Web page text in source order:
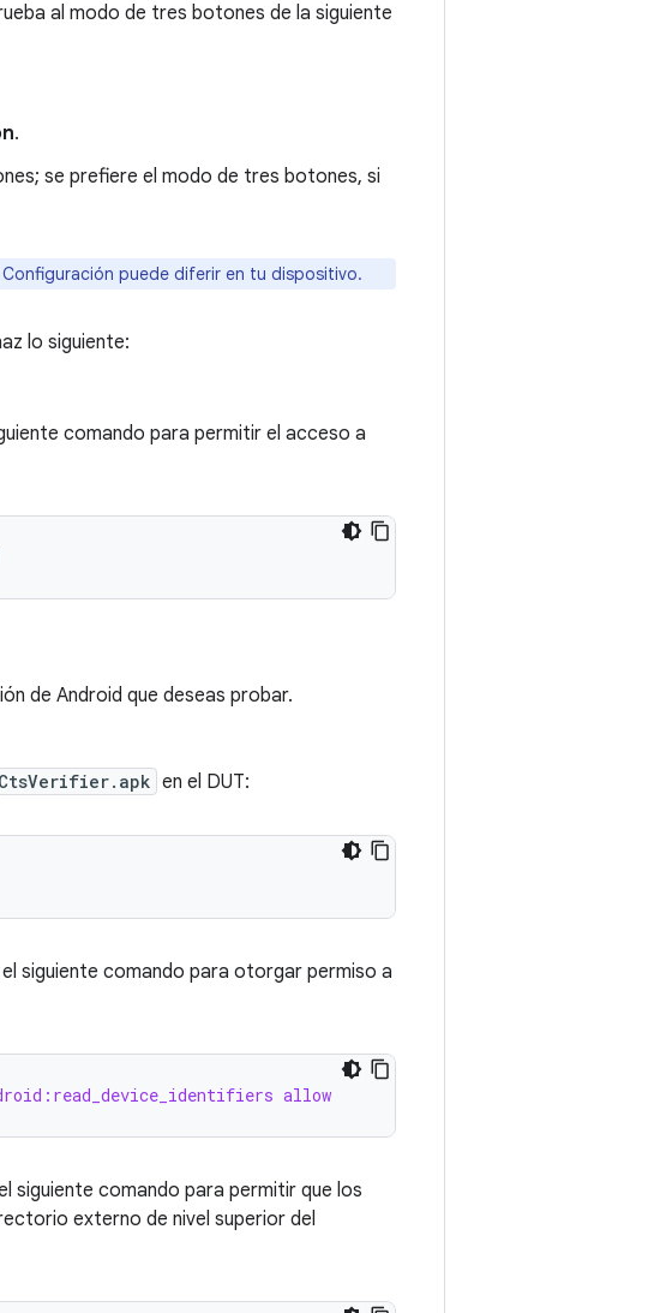
al modo de tres botones de la siguiente
.
se prefiere el modo de tres botones, si
puede diferir en tu dispositivo.
lo siguiente:
comando para permitir el acceso a
de Android que deseas probar.
CtsVerifier.apk en el DUT:
siguiente comando para otorgar permiso a
allow
siguiente comando para permitir que los
externo de nivel superior del